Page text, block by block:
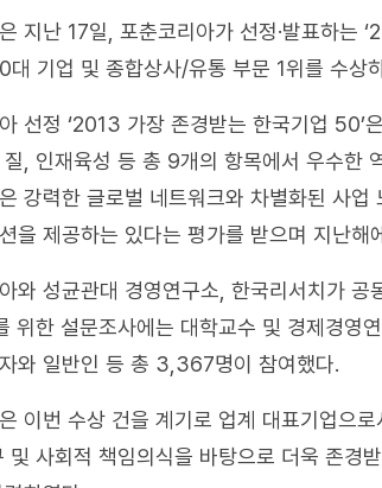
지난 17일, 포춘코리아가 선정·발표하는
대 기업 및 종합상사/유통 부문 1위를 수상
선정 ‘2013 가장 존경받는 한국기업 50’
, 인재육성 등 총 9개의 항목에서 우수한
강력한 글로벌 네트워크와 차별화된 사
을 제공하는 있다는 평가를 받으며 지난해
와 성균관대 경영연구소, 한국리서치가
위한 설문조사에는 대학교수 및 경제경영
와 일반인 등 총 3,367명이 참여했다.
이번 수상 건을 계기로 업계 대표기업으
및 사회적 책임의식을 바탕으로 더욱 존경